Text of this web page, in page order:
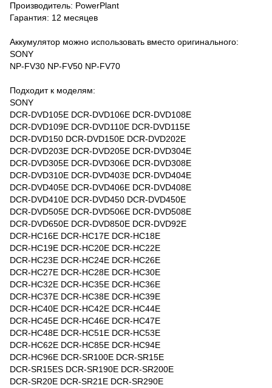
Производитель: PowerPlant
Гарантия: 12 месяцев
Аккумулятор можно использовать вместо оригинального:
SONY
NP-FV30 NP-FV50 NP-FV70
Подходит к моделям:
SONY
DCR-DVD105E DCR-DVD106E DCR-DVD108E
DCR-DVD109E DCR-DVD110E DCR-DVD115E
DCR-DVD150 DCR-DVD150E DCR-DVD202E
DCR-DVD203E DCR-DVD205E DCR-DVD304E
DCR-DVD305E DCR-DVD306E DCR-DVD308E
DCR-DVD310E DCR-DVD403E DCR-DVD404E
DCR-DVD405E DCR-DVD406E DCR-DVD408E
DCR-DVD410E DCR-DVD450 DCR-DVD450E
DCR-DVD505E DCR-DVD506E DCR-DVD508E
DCR-DVD650E DCR-DVD850E DCR-DVD92E
DCR-HC16E DCR-HC17E DCR-HC18E
DCR-HC19E DCR-HC20E DCR-HC22E
DCR-HC23E DCR-HC24E DCR-HC26E
DCR-HC27E DCR-HC28E DCR-HC30E
DCR-HC32E DCR-HC35E DCR-HC36E
DCR-HC37E DCR-HC38E DCR-HC39E
DCR-HC40E DCR-HC42E DCR-HC44E
DCR-HC45E DCR-HC46E DCR-HC47E
DCR-HC48E DCR-HC51E DCR-HC53E
DCR-HC62E DCR-HC85E DCR-HC94E
DCR-HC96E DCR-SR100E DCR-SR15E
DCR-SR15ES DCR-SR190E DCR-SR200E
DCR-SR20E DCR-SR21E DCR-SR290E